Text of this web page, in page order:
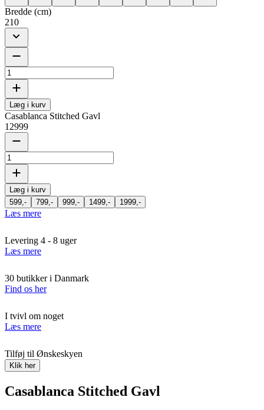
Bredde (cm)
210
Læg i kurv
Casablanca Stitched Gavl
12999
Læg i kurv
599,-
799,- 999,- 1499,- 1999,-
Læs mere
Levering 4 - 8 uger
Læs mere
30 butikker i Danmark
Find os her
I tvivl om noget
Læs mere
Tilføj til Ønskeskyen
Klik her
Casablanca Stitched Gavl